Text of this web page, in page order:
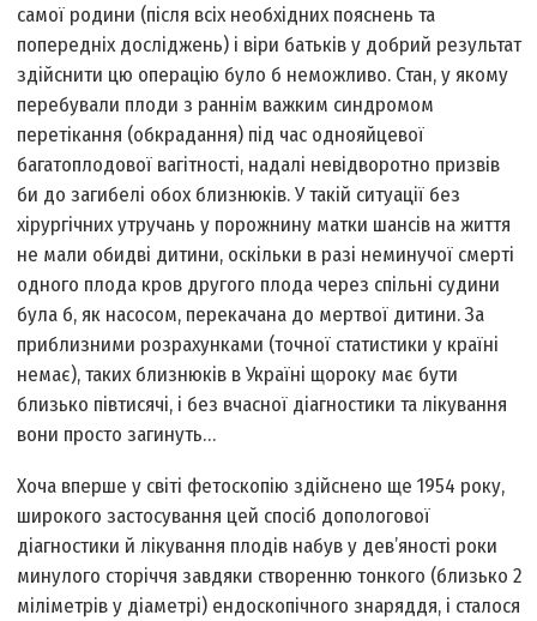
самої родини (після всіх необхідних пояснень та
попередніх досліджень) і віри батьків у добрий результат
здійснити цю операцію було б неможливо. Стан, у якому
перебували плоди з раннім важким синдромом
перетікання (обкрадання) під час однояйцевої
багатоплодової вагітності, надалі невідворотно призвів
би до загибелі обох близнюків. У такій ситуації без
хірургічних утручань у порожнину матки шансів на життя
не мали обидві дитини, оскільки в разі неминучої смерті
одного плода кров другого плода через спільні судини
була б, як насосом, перекачана до мертвої дитини. За
приблизними розрахунками (точної статистики у країні
немає), таких близнюків в Україні щороку має бути
близько півтисячі, і без вчасної діагностики та лікування
вони просто загинуть…
Хоча вперше у світі фетоскопію здійснено ще 1954 року,
широкого застосування цей спосіб допологової
діагностики й лікування плодів набув у дев’яності роки
минулого сторіччя завдяки створенню тонкого (близько 2
міліметрів у діаметрі) ендоскопічного знаряддя, і сталося